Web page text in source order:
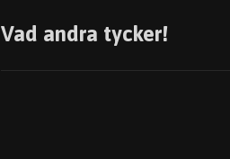
Vad andra tycker!